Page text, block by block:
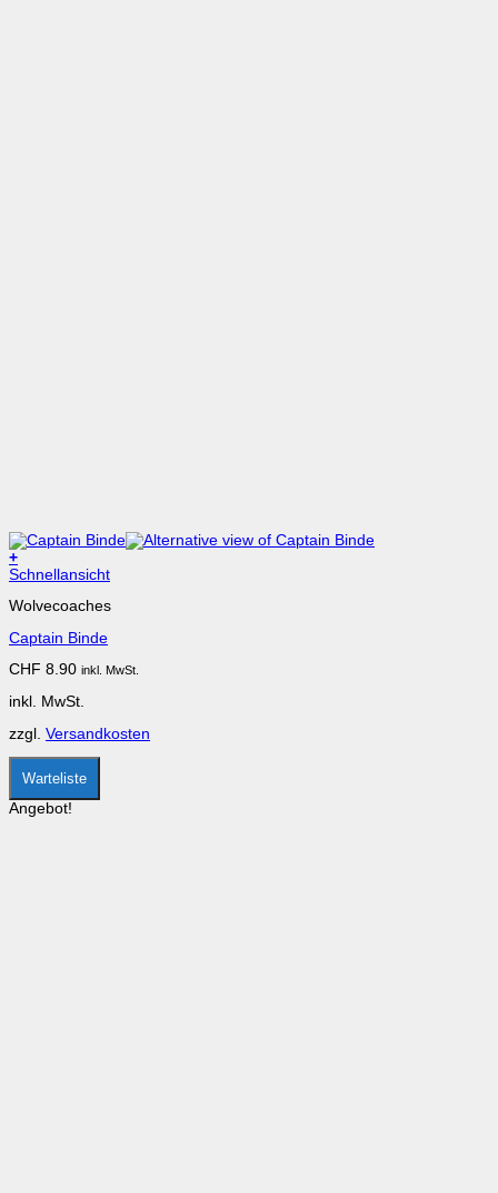
+
Dieses
weist
Varianten
Die
können
der
Produktseite
gewählt
Schnellansicht
Wolvecoaches
Captain Binde
CHF 8.90 inkl. MwSt.
inkl. MwSt.
zzgl. Versandkosten
Warteliste
Angebot!